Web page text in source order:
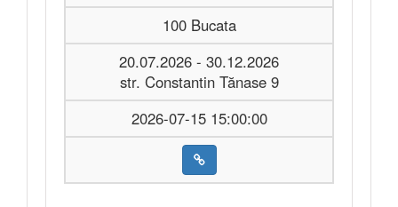
100 Bucata
20.07.2026 - 30.12.2026
str. Constantin Tănase 9
2026-07-15 15:00:00